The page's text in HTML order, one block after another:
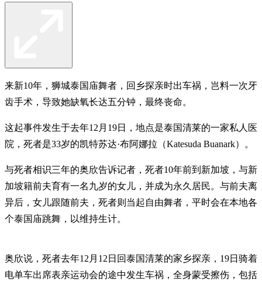
来新10年，狮城泰国庙舞者，回乡探亲时出车祸，岂料一次牙
齿手术，导致她缺氧长达五分钟，最终丧命。
这起事件发生于去年12月19日，地点是泰国清莱的一家私人医
院，死者是33岁的凯特苏达·布阿娜拉（Katesuda Buanark）。
与死者相识三年的奥欣告诉记者，死者10年前到新加坡，与新
加坡籍前夫育有一名九岁的女儿，并成为永久居民。与前夫离
异后，女儿跟随前夫，死者则当起自由舞者，平时会在本地各
个泰国庙跳舞，以维持生计。
奥欣说，死者去年12月12日回泰国清莱的家乡探亲，19日骑着
电单车出席表亲运动会的途中发生车祸，全身蒙受擦伤，包括